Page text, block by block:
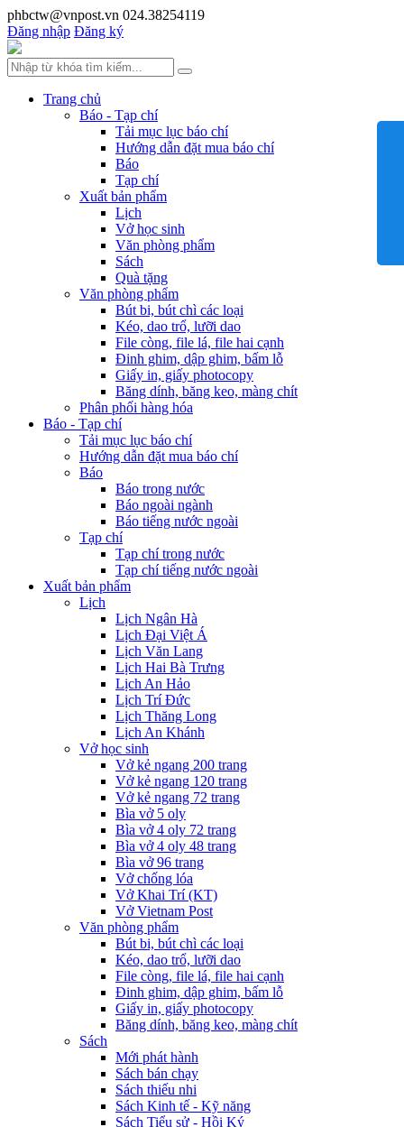
phbctw@vnpost.vn 024.38254119
Đăng nhập Đăng ký
Trang chủ
Báo - Tạp chí
Tải mục lục báo chí
Hướng dẫn đặt mua báo chí
Báo
Tạp chí
Xuất bản phẩm
Lịch
Vở học sinh
Văn phòng phẩm
Sách
Quà tặng
Văn phòng phẩm
Bút bi, bút chì các loại
Kéo, dao trổ, lưỡi dao
File còng, file lá, file hai cạnh
Đinh ghim, dập ghim, bấm lỗ
Giấy in, giấy photocopy
Băng dính, băng keo, màng chít
Phân phối hàng hóa
Báo - Tạp chí
Tải mục lục báo chí
Hướng dẫn đặt mua báo chí
Báo
Báo trong nước
Báo ngoài ngành
Báo tiếng nước ngoài
Tạp chí
Tạp chí trong nước
Tạp chí tiếng nước ngoài
Xuất bản phẩm
Lịch
Lịch Ngân Hà
Lịch Đại Việt Á
Lịch Văn Lang
Lịch Hai Bà Trưng
Lịch An Hảo
Lịch Trí Đức
Lịch Thăng Long
Lịch An Khánh
Vở học sinh
Vở kẻ ngang 200 trang
Vở kẻ ngang 120 trang
Vở kẻ ngang 72 trang
Bìa vở 5 oly
Bìa vở 4 oly 72 trang
Bìa vở 4 oly 48 trang
Bìa vở 96 trang
Vở chống lóa
Vở Khai Trí (KT)
Vở Vietnam Post
Văn phòng phẩm
Bút bi, bút chì các loại
Kéo, dao trổ, lưỡi dao
File còng, file lá, file hai cạnh
Đinh ghim, dập ghim, bấm lỗ
Giấy in, giấy photocopy
Băng dính, băng keo, màng chít
Sách
Mới phát hành
Sách bán chạy
Sách thiếu nhi
Sách Kinh tế - Kỹ năng
Sách Tiểu sử - Hồi Ký